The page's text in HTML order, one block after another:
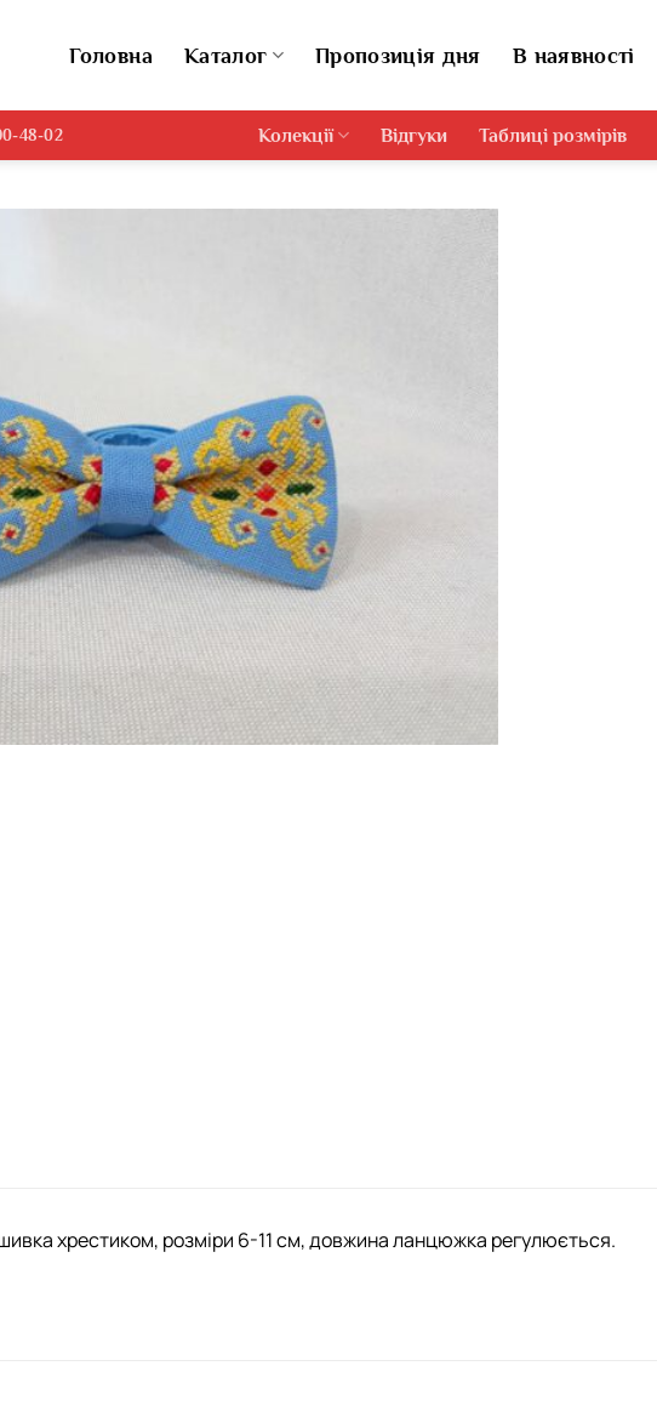
Головна Каталог Пропозиція дня В наявності
48-02 Колекції Відгуки Таблиці розмірів
хрестиком, розміри 6-11 см, довжина ланцюжка регулюється.